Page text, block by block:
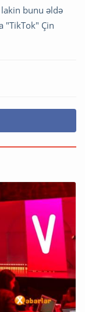
bunu əldə
"TikTok" Çin